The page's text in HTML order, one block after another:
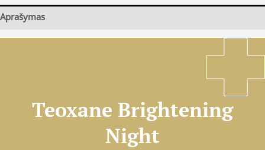
Aprašymas
Teoxane Brightening
Night